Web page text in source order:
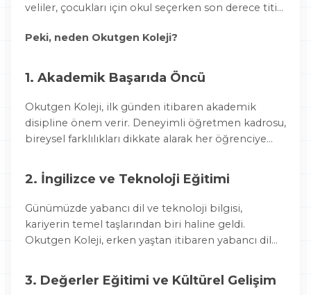
veliler, çocukları için okul seçerken son derece titiz
gelişimi, sosyal beceriler, güvenli bir ortam ve
tercihlerinde belirleyici olur.
Peki, neden Okutgen Koleji?
1. Akademik Başarıda Öncü
Okutgen Koleji, ilk günden itibaren akademik
disipline önem verir. Deneyimli öğretmen kadrosu,
bireysel farklılıkları dikkate alarak her öğrenciye
potansiyellerini maksimum seviyede
kullanmalarını sağlar.
2. İngilizce ve Teknoloji Eğitimi
Günümüzde yabancı dil ve teknoloji bilgisi,
kariyerin temel taşlarından biri haline geldi.
Okutgen Koleji, erken yaştan itibaren yabancı dil
STEM temelli uygulamalarla öğrencilerini geleceğe
hazırlıyor.
3. Değerler Eğitimi ve Kültürel Gelişim